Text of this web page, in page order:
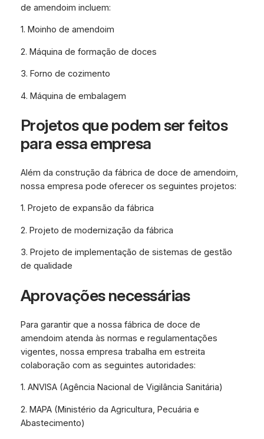
de amendoim incluem:
1. Moinho de amendoim
2. Máquina de formação de doces
3. Forno de cozimento
4. Máquina de embalagem
Projetos que podem ser feitos
para essa empresa
Além da construção da fábrica de doce de amendoim,
nossa empresa pode oferecer os seguintes projetos:
1. Projeto de expansão da fábrica
2. Projeto de modernização da fábrica
3. Projeto de implementação de sistemas de gestão
de qualidade
Aprovações necessárias
Para garantir que a nossa fábrica de doce de
amendoim atenda às normas e regulamentações
vigentes, nossa empresa trabalha em estreita
colaboração com as seguintes autoridades:
1. ANVISA (Agência Nacional de Vigilância Sanitária)
2. MAPA (Ministério da Agricultura, Pecuária e
Abastecimento)